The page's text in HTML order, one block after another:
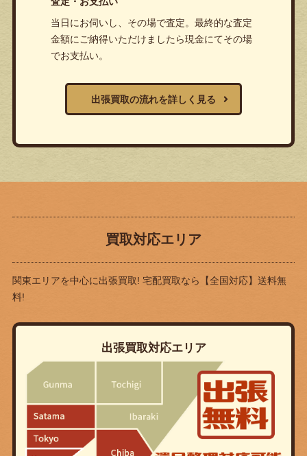
当日にお伺いし、その場で査定。最終的な査定
金額にご納得いただけましたら現金にてその場
でお支払い。
出張買取の流れを詳しく見る
買取対応エリア
関東エリアを中心に出張買取! 宅配買取なら
【全国対応】送料無
料!
出張買取対応エリア